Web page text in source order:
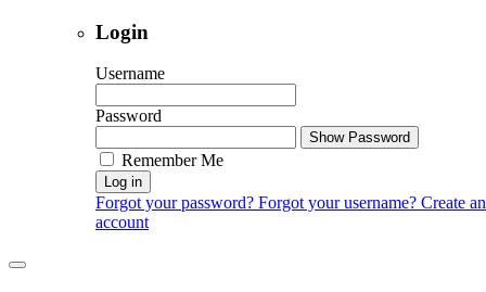
Login
Username
Password
Show Password
Remember Me
Log in
Forgot your password? Forgot your username? Create an
account